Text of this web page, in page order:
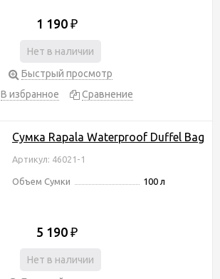
1 190 ₽
Нет в наличии
Быстрый просмотр
В избранное
Сравнение
Сумка Rapala Waterproof Duffel Bag
Артикул: 46021-1
Объем Сумки 100 л
5 190 ₽
Нет в наличии